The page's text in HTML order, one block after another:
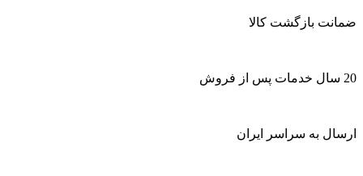
ضمانت بازگشت کالا
20 سال خدمات پس از فروش
ارسال به سراسر ایران